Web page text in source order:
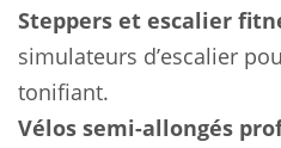
Steppers et escalier
simulateurs d’escalier
tonifiant.
Vélos semi-allongés